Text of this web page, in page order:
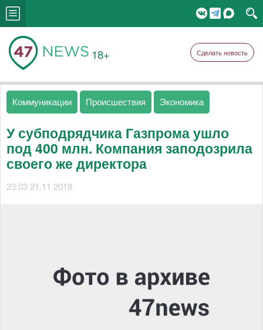
18+ Сделать новость
Коммуникации Происшествия Экономика
У субподрядчика Газпрома ушло
под 400 млн. Компания заподозрила
своего же директора
23:03 21.11.2018